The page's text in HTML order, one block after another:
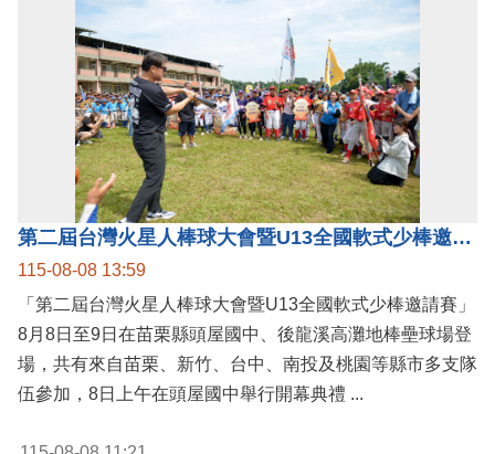
115-08-08 13:59
「第二屆台灣火星人棒球大會暨U13全國軟式少棒邀請賽」
8月8日至9日在苗栗縣頭屋國中、後龍溪高灘地棒壘球場登
場，共有來自苗栗、新竹、台中、南投及桃園等縣市多支隊
115-08-08 11:21